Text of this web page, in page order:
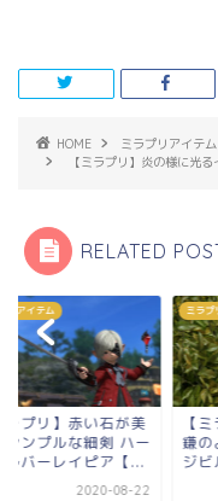
HOME
ミラプリアイテム
【ミラプリ】炎の様に光
RELATED
リアイテム
ラプリ】おもちゃの
ような斧 ヴィンテー
ル【戦士】
2020-03-27
ミラプ
【
ンが
ンク